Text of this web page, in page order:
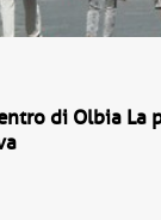
di Olbia La